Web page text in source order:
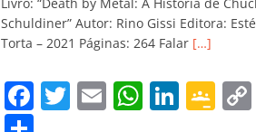
Schuldiner” Autor: Rino Gissi Editora:
Torta – 2021 Páginas: 264 Falar […]
F T E W Li G